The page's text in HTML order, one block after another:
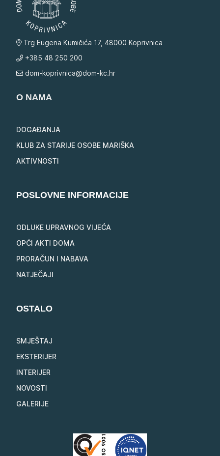
Trg Eugena Kumičića 17, 48000 Koprivnica
+385 48 250 200
dom-koprivnica@dom-kc.hr
O NAMA
DOGAĐANJA
KLUB ZA STARIJE OSOBE MARIŠKA
AKTIVNOSTI
POSLOVNE INFORMACIJE
ODLUKE UPRAVNOG VIJEĆA
OPĆI AKTI DOMA
PRORAČUN I NABAVA
NATJEČAJI
OSTALO
SMJEŠTAJ
EKSTERIJER
INTERIJER
NOVOSTI
GALERIJE